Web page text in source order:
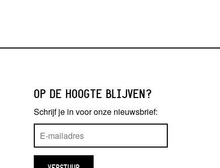
OP DE HOOGTE BLIJVEN?
Schrijf je in voor onze nieuwsbrief: